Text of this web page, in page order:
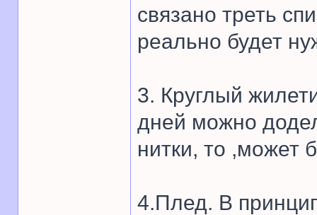
связано треть
реально будет
3. Круглый
дней можно
нитки, то ,может
4.Плед. В